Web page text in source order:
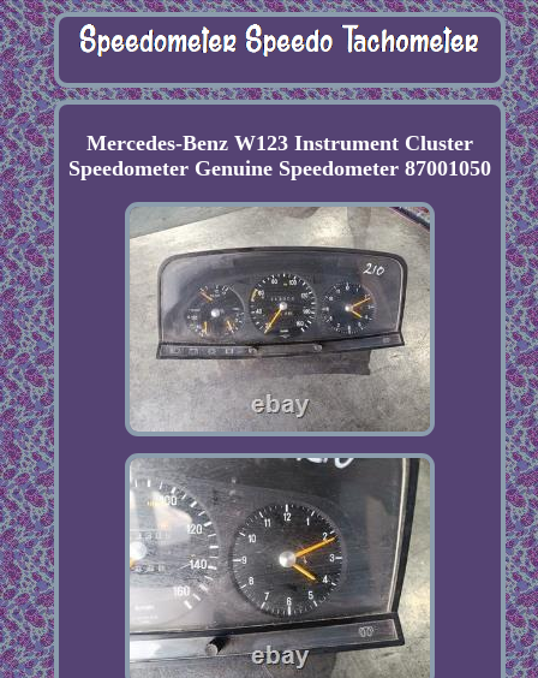
Mercedes-Benz W123 Instrument Cluster
Speedometer Genuine Speedometer 87001050